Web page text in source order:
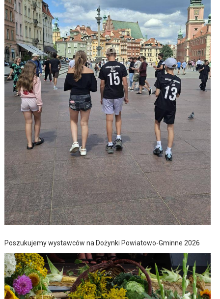
Poszukujemy wystawców na Dożynki Powiatowo-Gminne 2026